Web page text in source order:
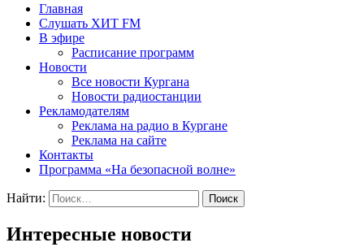
Главная
Слушать ХИТ FM
В эфире
Расписание программ
Новости
Все новости Кургана
Новости радиостанции
Рекламодателям
Реклама на радио в Кургане
Реклама на сайте
Контакты
Программа «На безопасной волне»
Найти:
Интересные новости